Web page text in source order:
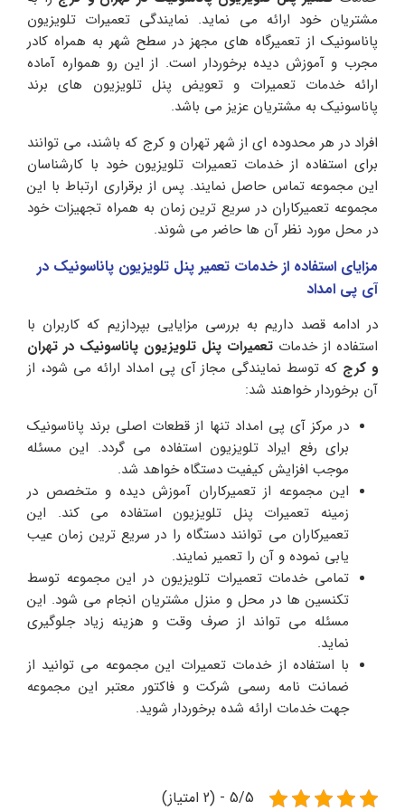
مشتریان خود ارائه می نماید. نمایندگی تعمیرات تلویزیون
پاناسونیک از تعمیرگاه های مجهز در سطح شهر به همراه کادر
مجرب و آموزش دیده برخوردار است. از این رو همواره آماده
ارائه خدمات تعمیرات و تعویض پنل تلویزیون های برند
پاناسونیک به مشتریان عزیز می باشد.
افراد در هر محدوده ای از شهر تهران و کرج که باشند، می توانند
برای استفاده از خدمات تعمیرات تلویزیون خود با کارشناسان
این مجموعه تماس حاصل نمایند. پس از برقراری ارتباط با این
مجموعه تعمیرکاران در سریع ترین زمان به همراه تجهیزات خود
در محل مورد نظر آن ها حاضر می شوند.
مزایای استفاده از خدمات تعمیر پنل تلویزیون پاناسونیک در
آی پی امداد
در ادامه قصد داریم به بررسی مزایایی بپردازیم که کاربران با
استفاده از خدمات تعمیرات پنل تلویزیون پاناسونیک در تهران
و کرج که توسط نمایندگی مجاز آی پی امداد ارائه می شود، از
آن برخوردار خواهند شد:
در مرکز آی پی امداد تنها از قطعات اصلی برند پاناسونیک
برای رفع ایراد تلویزیون استفاده می گردد. این مسئله
موجب افزایش کیفیت دستگاه خواهد شد.
این مجموعه از تعمیرکاران آموزش دیده و متخصص در
زمینه تعمیرات پنل تلویزیون استفاده می کند. این
تعمیرکاران می توانند دستگاه را در سریع ترین زمان عیب
یابی نموده و آن را تعمیر نمایند.
تمامی خدمات تعمیرات تلویزیون در این مجموعه توسط
تکنسین ها در محل و منزل مشتریان انجام می شود. این
مسئله می تواند از صرف وقت و هزینه زیاد جلوگیری
نماید.
با استفاده از خدمات تعمیرات این مجموعه می توانید از
ضمانت نامه رسمی شرکت و فاکتور معتبر این مجموعه
جهت خدمات ارائه شده برخوردار شوید.
5/5 - (2 امتیاز)